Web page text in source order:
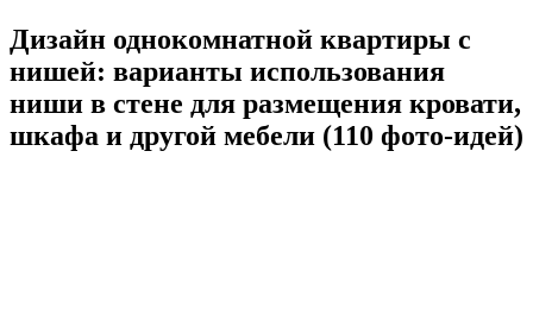
Дизайн однокомнатной квартиры с
нишей: варианты использования
ниши в стене для размещения кровати,
шкафа и другой мебели (110 фото-идей)